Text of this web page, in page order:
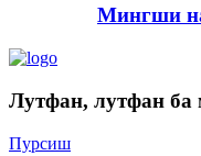
Мингши
Лутфан, лутфан ба
Пурсиш